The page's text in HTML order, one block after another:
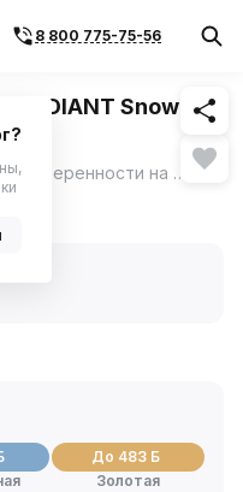
8 800 775-75-56Похожие
Snow
Cordiant Snow Cross 2 – ещё больше уверенности на зимней дороге вне зависимости от типа и состояния дорог. ещё
До 483 Б
Золотая